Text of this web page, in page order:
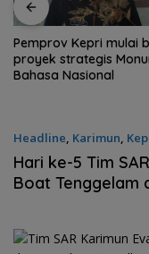
Pemprov Kepri mulai
proyek strategis
Bahasa Nasional
Headline, Karimun,
Hari ke-5 Tim
Boat Tenggelam